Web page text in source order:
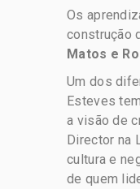
Os
construção
Matos e
Um dos
Esteves
a visão de
Director na
cultura e
de quem